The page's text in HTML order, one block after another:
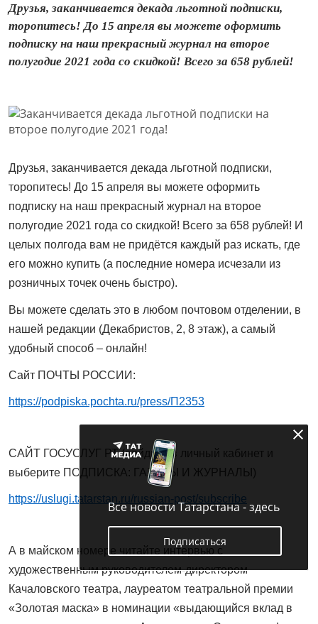
Друзья, заканчивается декада льготной подписки,
торопитесь! До 15 апреля вы можете оформить
подписку на наш прекрасный журнал на второе
полугодие 2021 года со скидкой! Всего за 658 рублей!
Друзья, заканчивается декада льготной подписки,
торопитесь! До 15 апреля вы можете оформить
подписку на наш прекрасный журнал на второе
полугодие 2021 года со скидкой! Всего за 658 рублей! И
целых полгода вам не придётся каждый раз искать, где
его можно купить (а последние номера исчезали из
розничных точек очень быстро).
Вы можете сделать это в любом почтовом отделении, в
нашей редакции (Декабристов, 2, 8 этаж), а самый
удобный способ – онлайн!
Сайт ПОЧТЫ РОССИИ:
https://podpiska.pochta.ru/press/П2353
САЙТ ГОСУСЛУГ РТ (войдите в личный кабинет и
выберите ПОДПИСКА: ГАЗЕТЫ И ЖУРНАЛЫ)
https://uslugi.tatarstan.ru/russian-post/subscribe
А в майском номере читайте интервью с
художественным руководителем-директором
Качаловского театра, лауреатом театральной премии
«Золотая маска» в номинации «выдающийся вклад в
Все новости Татарстана - здесь
Подписаться